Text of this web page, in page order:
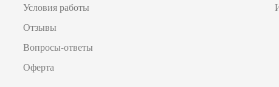
Условия работы
Отзывы
Вопросы-ответы
Оферта